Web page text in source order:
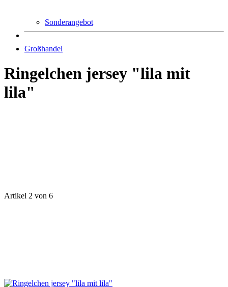
Sonderangebot
Großhandel
Ringelchen jersey "lila mit
lila"
Artikel 2 von 6